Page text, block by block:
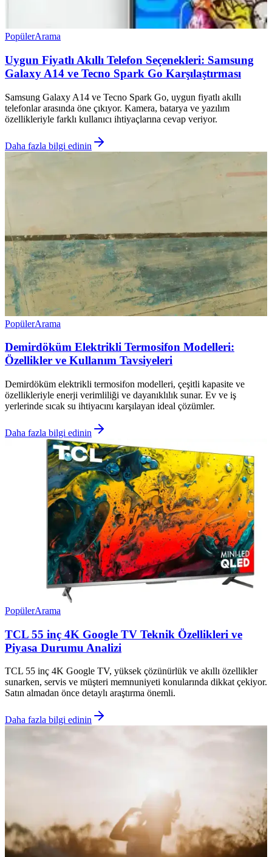
PopülerArama
Uygun Fiyatlı Akıllı Telefon Seçenekleri: Samsung
Galaxy A14 ve Tecno Spark Go Karşılaştırması
Samsung Galaxy A14 ve Tecno Spark Go, uygun fiyatlı akıllı
telefonlar arasında öne çıkıyor. Kamera, batarya ve yazılım
özellikleriyle farklı kullanıcı ihtiyaçlarına cevap veriyor.
Daha fazla bilgi edinin
PopülerArama
Demirdöküm Elektrikli Termosifon Modelleri:
Özellikler ve Kullanım Tavsiyeleri
Demirdöküm elektrikli termosifon modelleri, çeşitli kapasite ve
özellikleriyle enerji verimliliği ve dayanıklılık sunar. Ev ve iş
yerlerinde sıcak su ihtiyacını karşılayan ideal çözümler.
Daha fazla bilgi edinin
PopülerArama
TCL 55 inç 4K Google TV Teknik Özellikleri ve
Piyasa Durumu Analizi
TCL 55 inç 4K Google TV, yüksek çözünürlük ve akıllı özellikler
sunarken, servis ve müşteri memnuniyeti konularında dikkat çekiyor.
Satın almadan önce detaylı araştırma önemli.
Daha fazla bilgi edinin